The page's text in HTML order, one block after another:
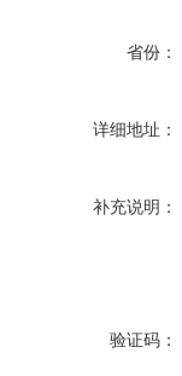
省份：
详细地址：
补充说明：
验证码：